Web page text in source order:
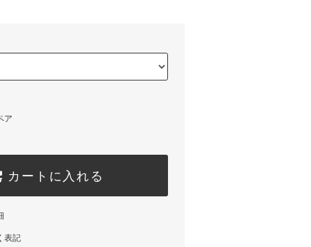
ア
カートに入れる
表記